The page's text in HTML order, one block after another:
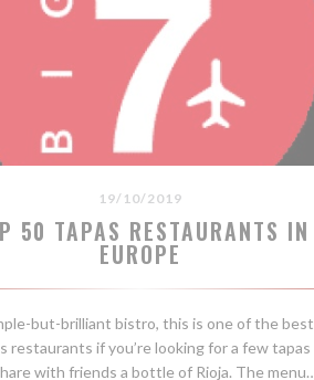
19/10/2019
50 TAPAS RESTAURANTS IN
EUROPE
but-brilliant bistro, this is one of the best
restaurants if you’re looking for a few tapas
with friends a bottle of Rioja. The menu